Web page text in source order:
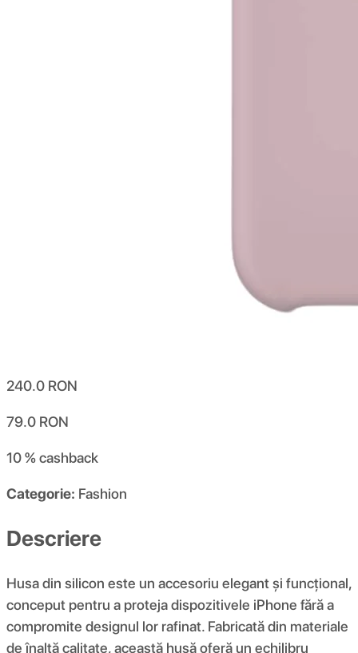
240.0 RON
79.0 RON
10 %cashback
Categorie: Fashion
Descriere
Husa din silicon este un accesoriu elegant și funcțional,
conceput pentru a proteja dispozitivele iPhone fără a
compromite designul lor rafinat. Fabricată din materiale
de înaltă calitate, această husă oferă un echilibru